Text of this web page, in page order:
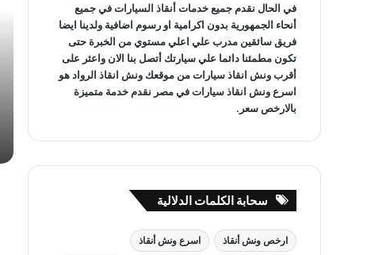
ر
في الحال نقدم جميع خدماتأنقاذ السياراتفي جميع
أنحاء الجمهورية بدون اكرامية او رسوم اضافية ولدينا ايضا
فريق سائقين مدرب علي اعلي مستوي من الخبرة حتى
تكون مطمئنا دائما علي سيارتك أتصل بنا الان واعثر على
أقرب ونش انقاذ سياراتمن موقعك ونش انقاذ الرواد هو
اسرع ونش انقاذ سياراتفي مصر نقدم خدمة متميزة
بالارخص سعر.
سحابة الكلمات الدلالية
ارخص ونش أنقاذ اسرع ونش أنقاذ